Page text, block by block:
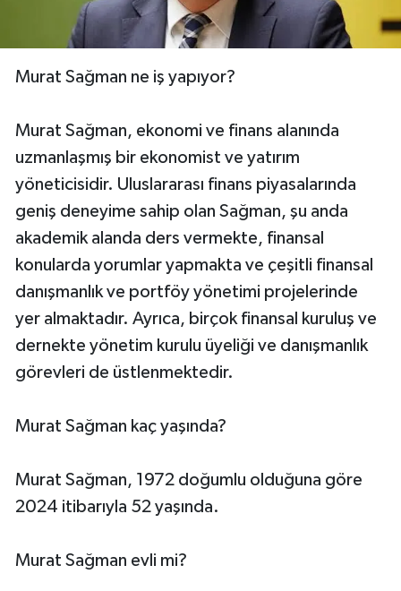
Murat Sağman ne iş yapıyor?
Murat Sağman, ekonomi ve finans alanında
uzmanlaşmış bir ekonomist ve yatırım
yöneticisidir. Uluslararası finans piyasalarında
geniş deneyime sahip olan Sağman, şu anda
akademik alanda ders vermekte, finansal
konularda yorumlar yapmakta ve çeşitli finansal
danışmanlık ve portföy yönetimi projelerinde
yer almaktadır. Ayrıca, birçok finansal kuruluş ve
dernekte yönetim kurulu üyeliği ve danışmanlık
görevleri de üstlenmektedir.
Murat Sağman kaç yaşında?
Murat Sağman, 1972 doğumlu olduğuna göre
2024 itibarıyla 52 yaşında.
Murat Sağman evli mi?